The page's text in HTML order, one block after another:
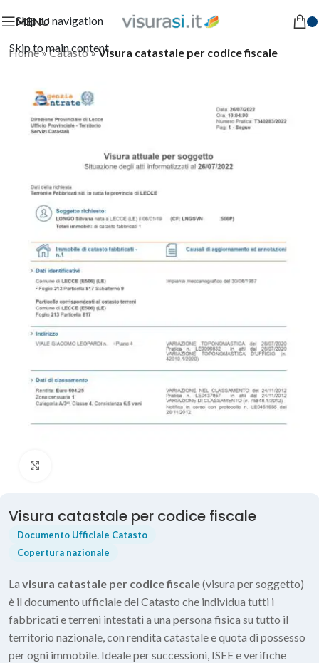
Skip to navigation
Skip to main content
MENU
Home»Catasto»Visura catastale per codice fiscale
Visura catastale per codice fiscale
Documento Ufficiale Catasto
Copertura nazionale
La visura catastale per codice fiscale(visura per soggetto)
è il documento ufficiale del Catasto che individua tutti i
fabbricati e terreni intestati a una persona fisica su tutto il
territorio nazionale, con rendita catastale e quota di possesso
per ogni immobile. Ideale per successioni, ISEE e verifiche